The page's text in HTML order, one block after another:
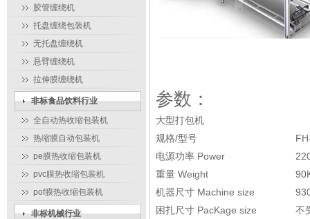
胶管缠绕机
托盘缠绕包装机
无托盘缠绕机
悬臂缠绕机
拉伸膜缠绕机
非标食品饮料行业
全自动热收缩包装机
热缩膜自动包装机
pe膜热收缩包装机
pvc膜热收缩包装机
pof膜热收缩包装机
非标机械行业
参数：
大型打包机
规格/型号
电源功率 Power
重量 Weight
机器尺寸 Machine size
困扎尺寸 PacKage size
不